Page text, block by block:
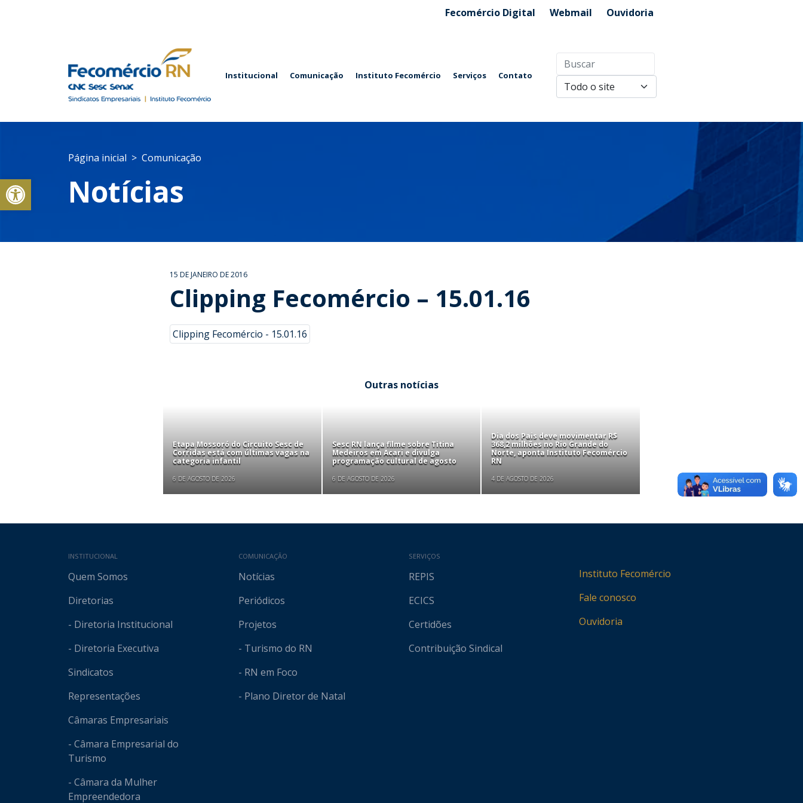
Abrir a barra de ferramentas
Fecomércio Digital Webmail Ouvidoria
Institucional Comunicação Instituto Fecomércio Serviços Contato
Página inicial Comunicação
Notícias
15 DE JANEIRO DE 2016
Clipping Fecomércio – 15.01.16
Clipping Fecomércio - 15.01.16
Outras notícias
Etapa Mossoró do Circuito Sesc de
Corridas está com últimas vagas na
categoria infantil
6 DE AGOSTO DE 2026
Sesc RN lança filme sobre Titina
Medeiros em Acari e divulga
programação cultural de agosto
6 DE AGOSTO DE 2026
Dia dos Pais deve movimentar R$
368,2 milhões no Rio Grande do
Norte, aponta Instituto Fecomércio
RN
4 DE AGOSTO DE 2026
Mapa do site
INSTITUCIONAL
Quem Somos
Diretorias
- Diretoria Institucional
- Diretoria Executiva
Sindicatos
Representações
Câmaras Empresariais
- Câmara Empresarial do
Turismo
- Câmara da Mulher
Empreendedora
COMUNICAÇÃO
Notícias
Periódicos
Projetos
- Turismo do RN
- RN em Foco
- Plano Diretor de Natal
SERVIÇOS
REPIS
ECICS
Certidões
Contribuição Sindical
Instituto Fecomércio
Fale conosco
Ouvidoria